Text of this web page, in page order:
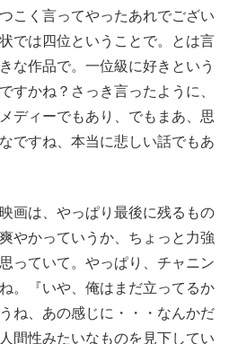
こく言ってやったあれでござい
では四位ということで。とは言
な作品で。一位級に好きという
すかね？さっき言ったように、
ディーでもあり、でもまあ、思
ですね、本当に悲しい話でもあ
画は、やっぱり最後に残るもの
やかっていうか、ちょっと力強
っていて。やっぱり、チャニン
。『いや、俺はまだ立ってるか
ね、あの感じに・・・なんかだ
間性みたいなものを見下してい